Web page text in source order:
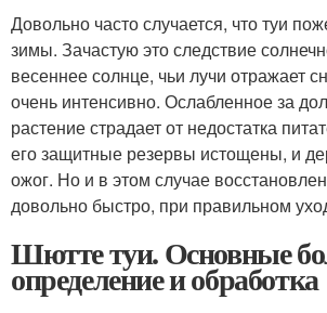
Довольно часто случается, что туи
зимы. Зачастую это следствие
весеннее солнце, чьи лучи отражает
очень интенсивно. Ослабленное за
растение страдает от недостатка
его защитные резервы истощены, и
ожог. Но и в этом случае
довольно быстро, при правильном
Шютте туи. Основные
определение и обработка